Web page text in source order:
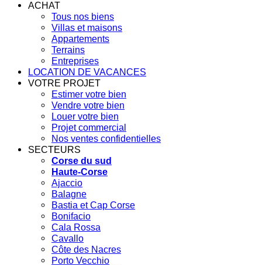
ACHAT
Tous nos biens
Villas et maisons
Appartements
Terrains
Entreprises
LOCATION DE VACANCES
VOTRE PROJET
Estimer votre bien
Vendre votre bien
Louer votre bien
Projet commercial
Nos ventes confidentielles
SECTEURS
Corse du sud
Haute-Corse
Ajaccio
Balagne
Bastia et Cap Corse
Bonifacio
Cala Rossa
Cavallo
Côte des Nacres
Porto Vecchio